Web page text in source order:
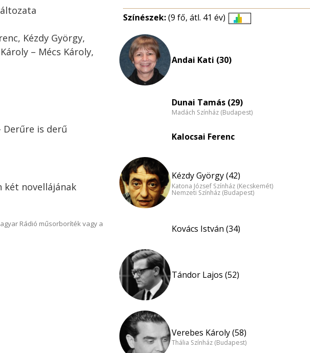
Kézdy György,
– Mécs Károly,
Derűre is derű
két novellájának
Rádió műsorboríték vagy a
Színészek:(9 fő, átl. 41 év)
Andai Kati (30)
Dunai Tamás (29)
Madách Színház (Budapest)
Kalocsai Ferenc
Kézdy György (42)
Katona József Színház (Kecskemét)
Nemzeti Színház (Budapest)
Kovács István (34)
Tándor Lajos (52)
Verebes Károly (58)
Thália Színház (Budapest)